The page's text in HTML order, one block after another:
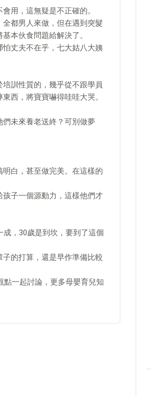
用，這無疑是不正確的。
都男人來做，但在遇到突髮
本伙食問題給解決了。
丈夫不在乎，七大姑八大姨
訓性質的，幾乎從不跟學員
西，將寶寶嚇得哇哇大哭。
未來養老送終？可別做夢
白，甚至做完美。在這樣的
子一個源動力，這樣他們才
，30歲是到坎，要到了這個
的打算，還是早作準備比較
點一起討論，更多母嬰育兒知